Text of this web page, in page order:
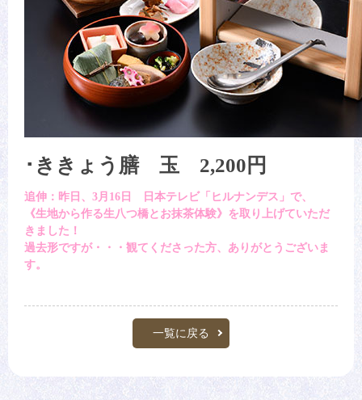
･ききょう膳 玉 2,200円
追伸：昨日、3月16日 日本テレビ「ヒルナンデス」で、
《生地から作る生八つ橋とお抹茶体験》を取り上げていただ
きました！
過去形ですが・・・観てくださった方、ありがとうございま
す。
一覧に戻る